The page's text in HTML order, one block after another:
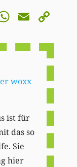
Email
woxx
ist für
das so
Sie
hier